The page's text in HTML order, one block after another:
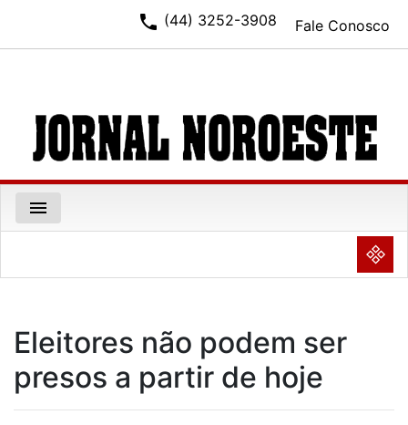
Fale Conosco
phone (44) 3252-3908
menu
NULL
Eleitores não podem ser
presos a partir de hoje